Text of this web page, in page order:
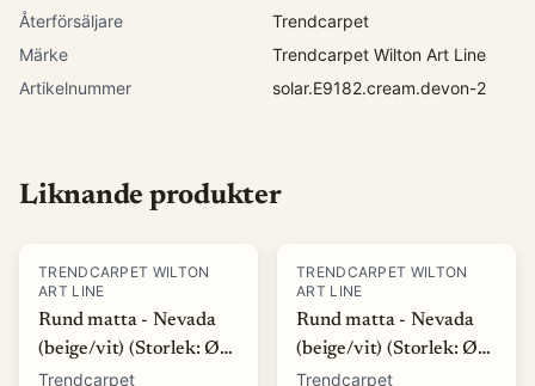
Återförsäljare
Trendcarpet
Märke
Trendcarpet Wilton Art Line
Artikelnummer
solar.E9182.cream.devon-2
Liknande produkter
TRENDCARPET WILTON
ART LINE
Rund matta - Nevada
(beige/vit) (Storlek: Ø
120 cm)
Trendcarpet
TRENDCARPET WILTON
ART LINE
Rund matta - Nevada
(beige/vit) (Storlek: Ø
160 cm)
Trendcarpet